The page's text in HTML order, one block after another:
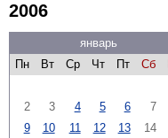
2006
январь
Пн
Вт Ср Чт Пт Сб
2
3 4 5 6 7
9
10 11 12 13 14